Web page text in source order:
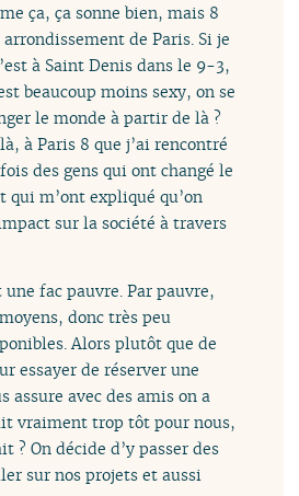
ça, ça sonne bien, mais 8
arrondissement de Paris. Si je
à Saint Denis dans le 9-3,
beaucoup moins sexy, on se
le monde à partir de là ?
à Paris 8 que j’ai rencontré
des gens qui ont changé le
qui m’ont expliqué qu’on
sur la société à travers
une fac pauvre. Par pauvre,
donc très peu
Alors plutôt que de
essayer de réserver une
assure avec des amis on a
vraiment trop tôt pour nous,
? On décide d’y passer des
sur nos projets et aussi